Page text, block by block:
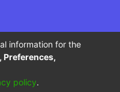
de Educación
a inspección y vigilancia
Nacional.
information for the
policy.